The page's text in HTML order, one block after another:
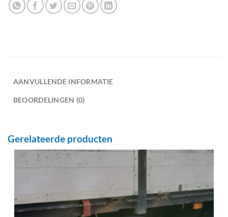
AANVULLENDE INFORMATIE
BEOORDELINGEN (0)
Gerelateerde producten